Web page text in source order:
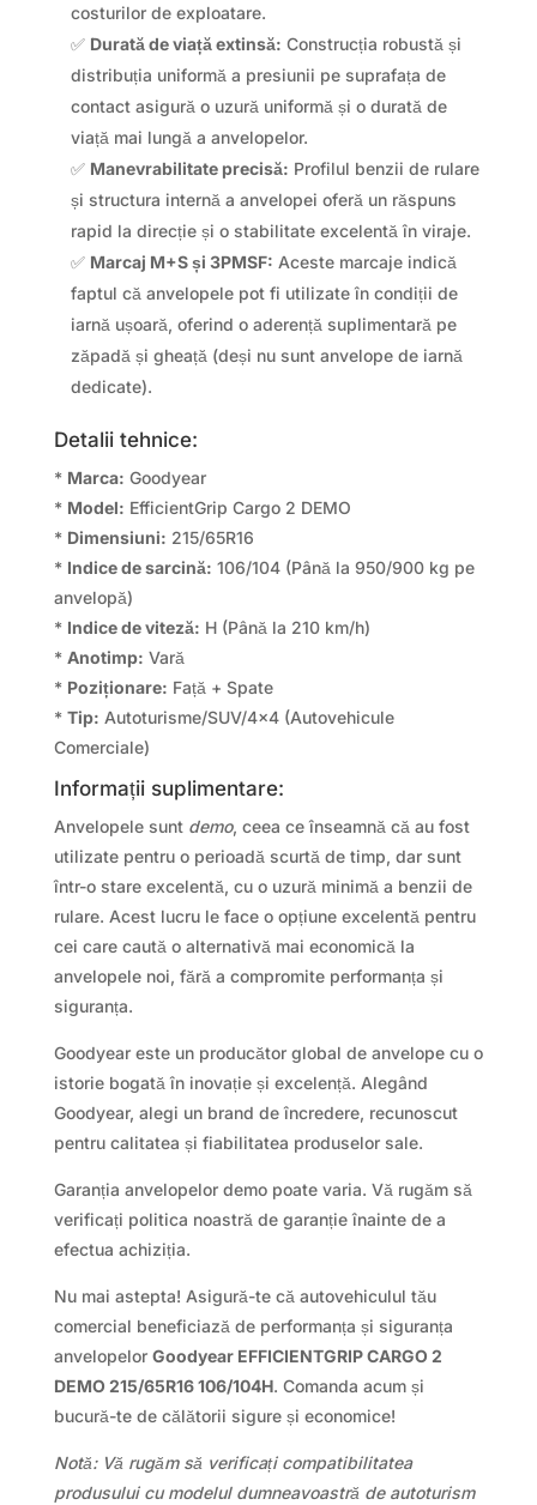
costurilor de exploatare.
✅ Durată de viață extinsă: Construcția robustă și
distribuția uniformă a presiunii pe suprafața de
contact asigură o uzură uniformă și o durată de
viață mai lungă a anvelopelor.
✅ Manevrabilitate precisă: Profilul benzii de rulare
și structura internă a anvelopei oferă un răspuns
rapid la direcție și o stabilitate excelentă în viraje.
✅ Marcaj M+S și 3PMSF: Aceste marcaje indică
faptul că anvelopele pot fi utilizate în condiții de
iarnă ușoară, oferind o aderență suplimentară pe
zăpadă și gheață (deși nu sunt anvelope de iarnă
dedicate).
Detalii tehnice:
* Marca: Goodyear
* Model: EfficientGrip Cargo 2 DEMO
* Dimensiuni: 215/65R16
* Indice de sarcină: 106/104 (Până la 950/900 kg pe
anvelopă)
* Indice de viteză: H (Până la 210 km/h)
* Anotimp: Vară
* Poziționare: Față + Spate
* Tip: Autoturisme/SUV/4×4 (Autovehicule
Comerciale)
Informații suplimentare:
Anvelopele sunt demo, ceea ce înseamnă că au fost
utilizate pentru o perioadă scurtă de timp, dar sunt
într-o stare excelentă, cu o uzură minimă a benzii de
rulare. Acest lucru le face o opțiune excelentă pentru
cei care caută o alternativă mai economică la
anvelopele noi, fără a compromite performanța și
siguranța.
Goodyear este un producător global de anvelope cu o
istorie bogată în inovație și excelență. Alegând
Goodyear, alegi un brand de încredere, recunoscut
pentru calitatea și fiabilitatea produselor sale.
Garanția anvelopelor demo poate varia. Vă rugăm să
verificați politica noastră de garanție înainte de a
efectua achiziția.
Nu mai astepta! Asigură-te că autovehiculul tău
comercial beneficiază de performanța și siguranța
anvelopelor Goodyear EFFICIENTGRIP CARGO 2
DEMO 215/65R16 106/104H. Comanda acum și
bucură-te de călătorii sigure și economice!
Notă: Vă rugăm să verificați compatibilitatea
produsului cu modelul dumneavoastră de autoturism